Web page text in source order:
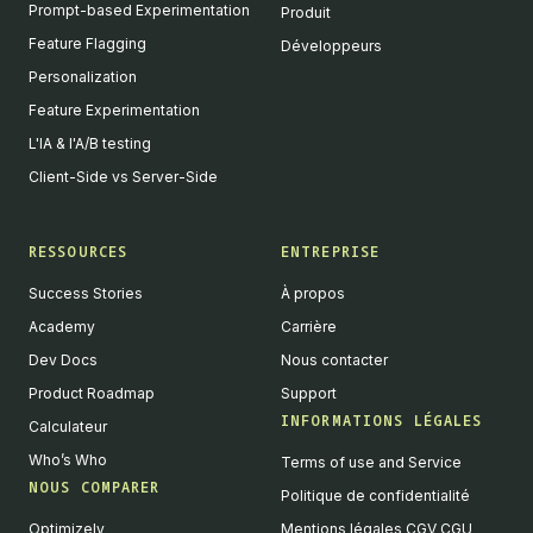
Prompt-based Experimentation
Feature Flagging
Personalization
Feature Experimentation
L'IA & l'A/B testing
Client-Side vs Server-Side
Produit
Développeurs
RESSOURCES
Success Stories
Academy
Dev Docs
Product Roadmap
Calculateur
Who’s Who
NOUS COMPARER
Optimizely
ENTREPRISE
À propos
Carrière
Nous contacter
Support
INFORMATIONS LÉGALES
Terms of use and Service
Politique de confidentialité
Mentions légales CGV CGU